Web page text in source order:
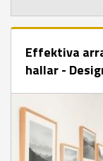
Effektiva
hallar -